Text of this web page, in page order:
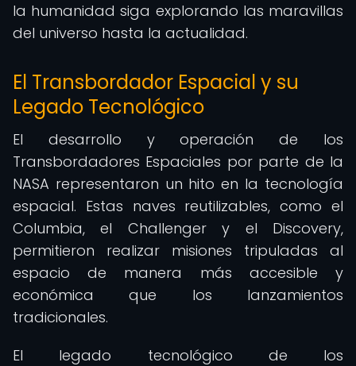
la humanidad siga explorando las maravillas
del universo hasta la actualidad.
El Transbordador Espacial y su
Legado Tecnológico
El desarrollo y operación de los
Transbordadores Espaciales por parte de la
NASA representaron un hito en la tecnología
espacial. Estas naves reutilizables, como el
Columbia, el Challenger y el Discovery,
permitieron realizar misiones tripuladas al
espacio de manera más accesible y
económica que los lanzamientos
tradicionales.
El legado tecnológico de los